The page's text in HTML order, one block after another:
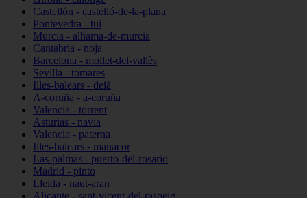
Castellón - castelló-de-la-plana
Pontevedra - tui
Murcia - alhama-de-murcia
Cantabria - noja
Barcelona - mollet-del-vallès
Sevilla - tomares
Illes-balears - deià
A-coruña - a-coruña
Valencia - torrent
Asturias - navia
Valencia - paterna
Illes-balears - manacor
Las-palmas - puerto-del-rosario
Madrid - pinto
Lleida - naut-aran
Alicante - sant-vicent-del-raspeig